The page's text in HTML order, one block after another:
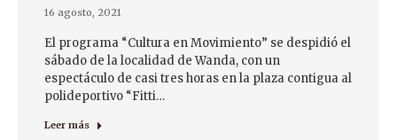
16 agosto, 2021
El programa “Cultura en Movimiento” se despidió el
sábado de la localidad de Wanda, con un
espectáculo de casi tres horas en la plaza contigua al
polideportivo “Fitti…
Leer más